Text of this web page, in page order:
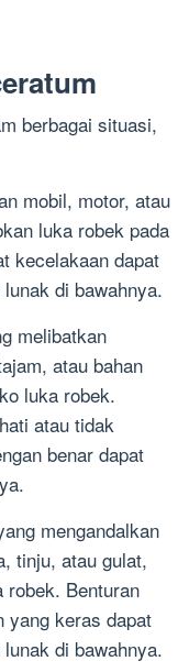
berbagai situasi,
mobil, motor, atau
luka robek pada
kecelakaan dapat
di bawahnya.
melibatkan
atau bahan
luka robek.
atau tidak
benar dapat
mengandalkan
tinju, atau gulat,
robek. Benturan
yang keras dapat
di bawahnya.